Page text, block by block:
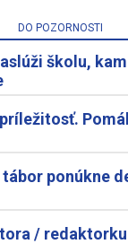
DO POZORNOSTI
školu,
ponúkne
/